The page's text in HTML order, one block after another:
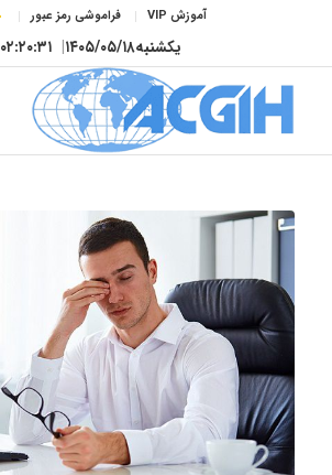
آموزش VIP فراموشی رمز عبور
یکشنبه۱۴۰۵/۰۵/۱۸| ۰۲:۲۰:۳۲